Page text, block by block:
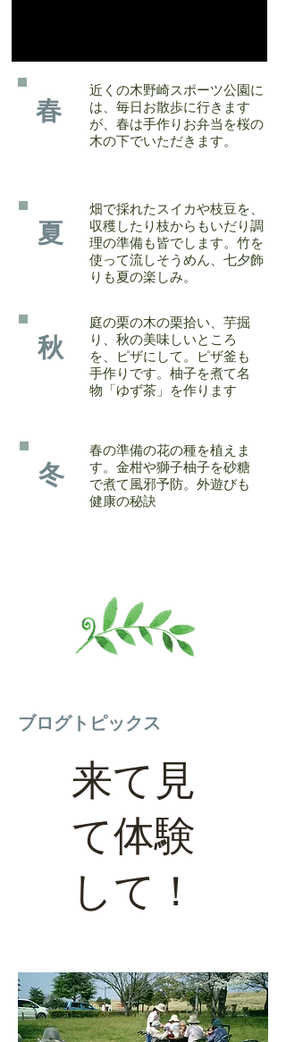
春
近くの木野崎スポーツ公園に
は、毎日お散歩に行きます
が、春は手作りお弁当を桜の
木の下でいただきます。
夏
畑で採れたスイカや枝豆を、
収穫したり枝からもいだり調
理の準備も皆でします。竹を
使って流しそうめん、七夕飾
りも夏の楽しみ。
秋
庭の栗の木の栗拾い、芋掘
り、秋の美味しいところ
を、ピザにして。ピザ釜も
手作りです。柚子を煮て名
物「ゆず茶」を作ります
冬
春の準備の花の種を植えま
す。金柑や獅子柚子を砂糖
で煮て風邪予防。外遊びも
健康の秘訣
ブログトピックス
来て見
て体験
して！